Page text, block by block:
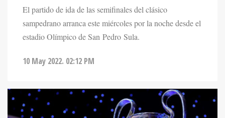
El partido de ida de las semifinales del clásico
sampedrano arranca este miércoles por la noche desde el
estadio Olímpico de San Pedro Sula.
10 May 2022. 02:12 PM